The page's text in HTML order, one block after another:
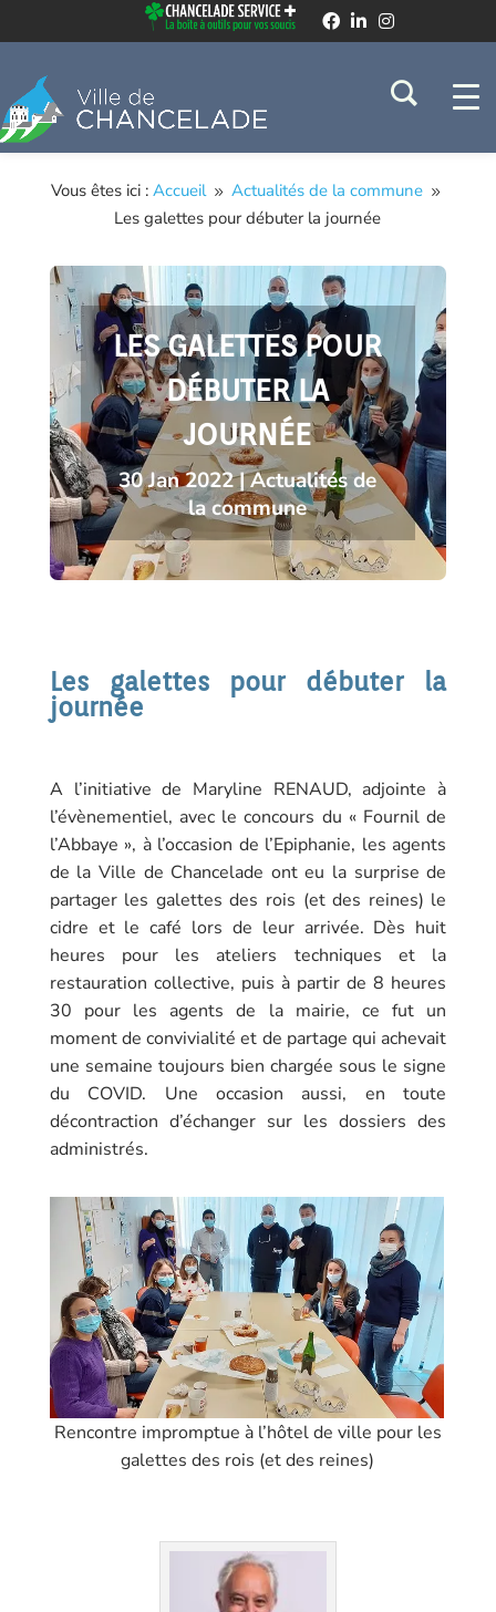
Vous êtes ici :Accueil 9 Actualités de la commune 9
Les galettes pour débuter la journée
LES GALETTES POUR
DÉBUTER LA
JOURNÉE
30 Jan 2022|Actualités de
la commune
Les galettes pour débuter la
journée
A l’initiative de Maryline RENAUD, adjointe à
l’évènementiel, avec le concours du « Fournil de
l’Abbaye », à l’occasion de l’Epiphanie, les agents
de la Ville de Chancelade ont eu la surprise de
partager les galettes des rois (et des reines) le
cidre et le café lors de leur arrivée. Dès huit
heures pour les ateliers techniques et la
restauration collective, puis à partir de 8 heures
30 pour les agents de la mairie, ce fut un
moment de convivialité et de partage qui achevait
une semaine toujours bien chargée sous le signe
du COVID. Une occasion aussi, en toute
décontraction d’échanger sur les dossiers des
administrés.
Rencontre impromptue à l’hôtel de ville pour les
galettes des rois (et des reines)